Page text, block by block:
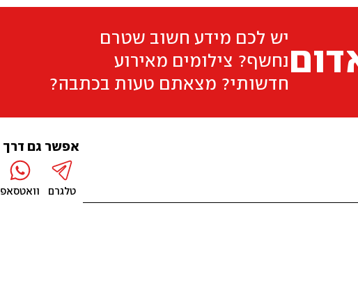
יש לכם מידע חשוב שטרם
נחשף? צילומים מאירוע
חדשותי? מצאתם טעות בכתבה?
אפשר גם דרך
טלגרם וואטסאפ